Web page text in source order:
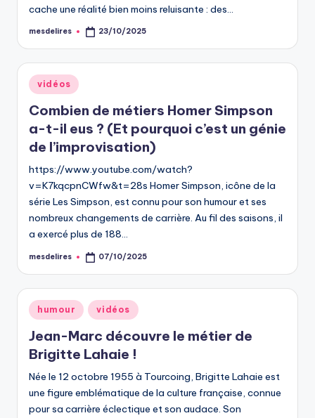
cache une réalité bien moins reluisante : des…
Posted
mesdelires 23/10/2025
Posted
in
vidéos
Combien de métiers Homer Simpson
a-t-il eus ? (Et pourquoi c’est un génie
de l’improvisation)
https://www.youtube.com/watch?
v=K7kqcpnCWfw&t=28s Homer Simpson, icône de la
série Les Simpson, est connu pour son humour et ses
nombreux changements de carrière. Au fil des saisons, il
a exercé plus de 188…
Posted
mesdelires 07/10/2025
Posted
in
humour vidéos
Jean-Marc découvre le métier de
Brigitte Lahaie !
Née le 12 octobre 1955 à Tourcoing, Brigitte Lahaie est
une figure emblématique de la culture française, connue
pour sa carrière éclectique et son audace. Son